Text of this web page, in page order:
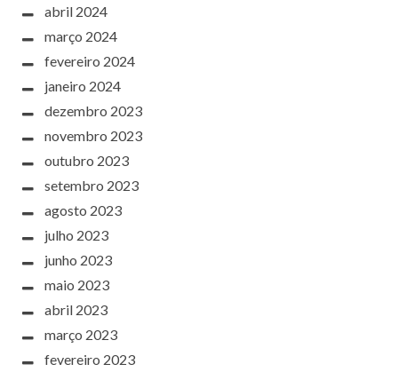
abril 2024
março 2024
fevereiro 2024
janeiro 2024
dezembro 2023
novembro 2023
outubro 2023
setembro 2023
agosto 2023
julho 2023
junho 2023
maio 2023
abril 2023
março 2023
fevereiro 2023